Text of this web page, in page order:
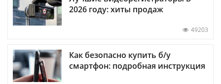
2026 году: хиты продаж
49203
Как безопасно купить б/у
смартфон: подробная инструкция